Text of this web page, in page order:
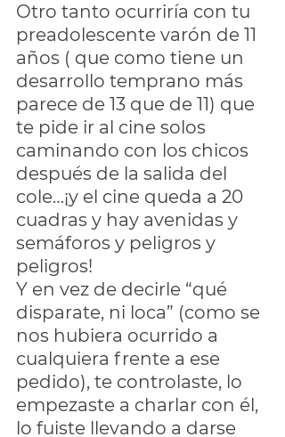
Otro tanto ocurriría con tu
preadolescente varón de 11
años ( que como tiene un
desarrollo temprano más
parece de 13 que de 11) que
te pide ir al cine solos
caminando con los chicos
después de la salida del
cole…¡y el cine queda a 20
cuadras y hay avenidas y
semáforos y peligros y
peligros!
Y en vez de decirle “qué
disparate, ni loca” (como se
nos hubiera ocurrido a
cualquiera frente a ese
pedido), te controlaste, lo
empezaste a charlar con él,
lo fuiste llevando a darse